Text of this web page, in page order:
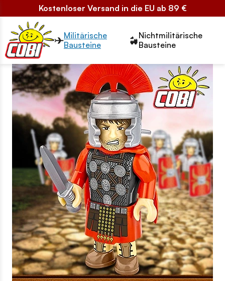
Kostenloser Versand in die EU ab 89 €
Przełącznik segmentów2
Militärische
Bausteine
Nichtmilitärische
Bausteine
LP dzień dziecka - html